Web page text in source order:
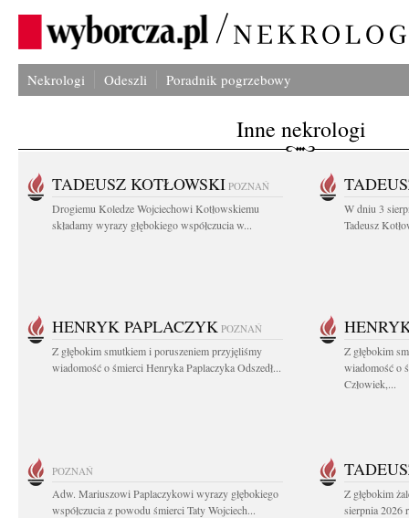
Nekrologi Odeszli Poradnik pogrzebowy
Inne nekrologi
TADEUSZ KOTŁOWSKI POZNAŃ
Drogiemu Koledze Wojciechowi Kotłowskiemu
składamy wyrazy głębokiego współczucia w...
W dniu 3
Tadeusz
HENRYK PAPLACZYK POZNAŃ
Z głębokim smutkiem i poruszeniem przyjęliśmy
wiadomość o śmierci Henryka Paplaczyka Odszedł...
Z głębokim
wiadomość o
Człowiek,...
POZNAŃ
Adw. Mariuszowi Paplaczykowi wyrazy głębokiego
współczucia z powodu śmierci Taty Wojciech...
Z głębokim
sierpnia 2026